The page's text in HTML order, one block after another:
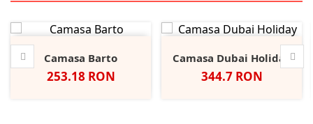
Camasa Barto
Pret
253.18 RON
Camasa Dubai Holiday
Pret
344.7 RON